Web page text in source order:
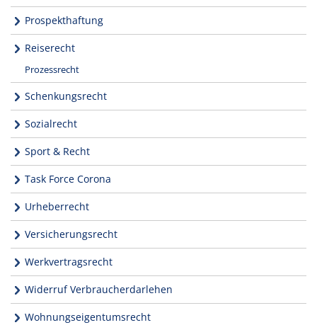
Prospekthaftung
Reiserecht
Prozessrecht
Schenkungsrecht
Sozialrecht
Sport & Recht
Task Force Corona
Urheberrecht
Versicherungsrecht
Werkvertragsrecht
Widerruf Verbraucherdarlehen
Wohnungseigentumsrecht